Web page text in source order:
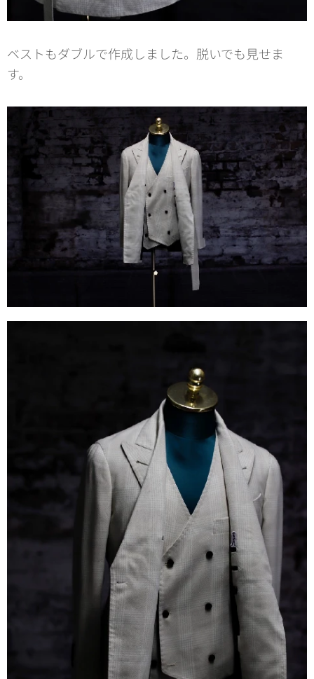
ベストもダブルで作成しました。脱いでも見せま
す。